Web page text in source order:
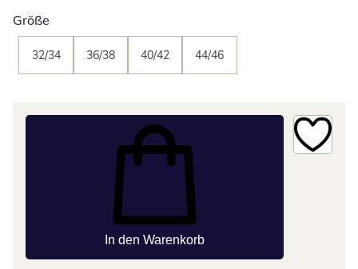
Größe
32/34 36/38 40/42 44/46
In den Warenkorb